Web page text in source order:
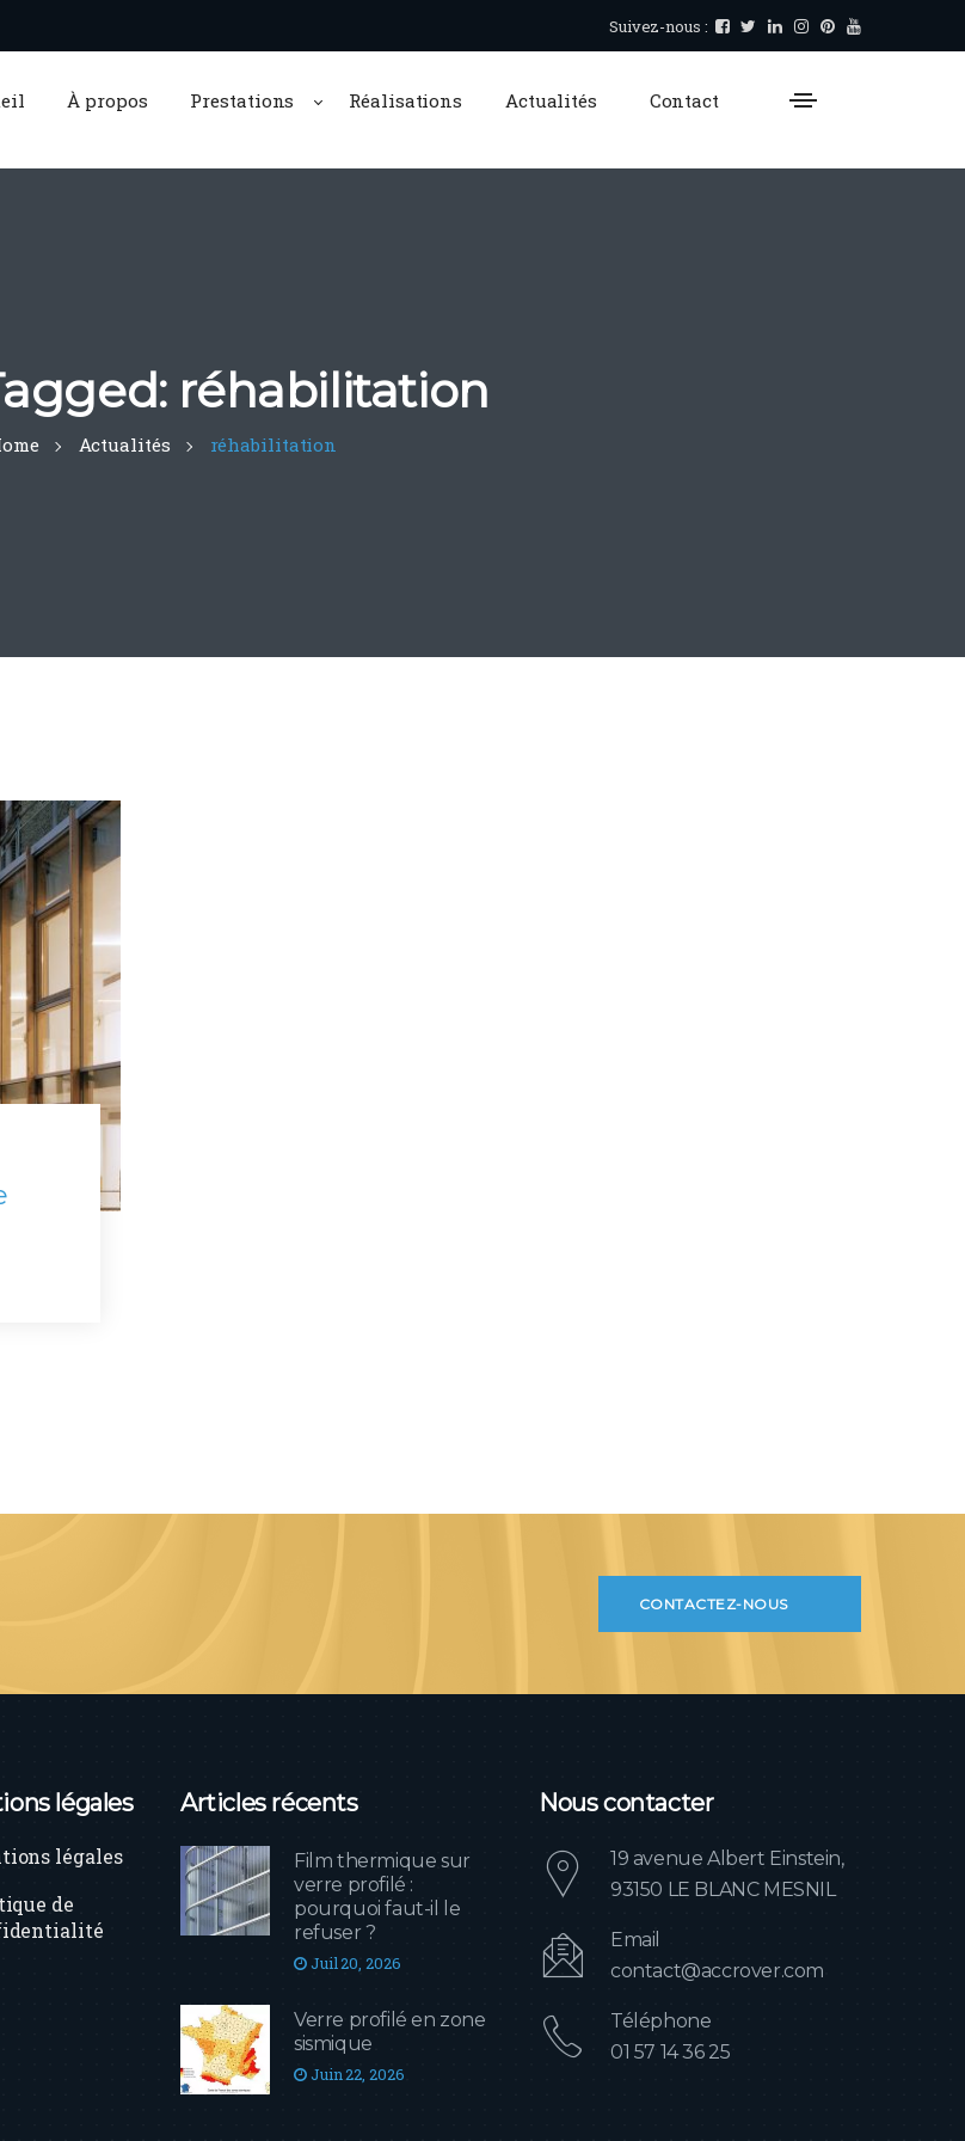
Suivez-nous :
À propos Prestations Réalisations Actualités Contact
réhabilitation
Actualités réhabilitation
CONTACTEZ-NOUS
légales
légales
de
Articles récents
Film thermique sur
verre profilé :
pourquoi faut-il le
refuser ?
Juil 20, 2026
Verre profilé en zone
sismique
Juin 22, 2026
Nous contacter
19 avenue Albert Einstein,
93150 LE BLANC MESNIL
Email
contact@accrover.com
Téléphone
01 57 14 36 25